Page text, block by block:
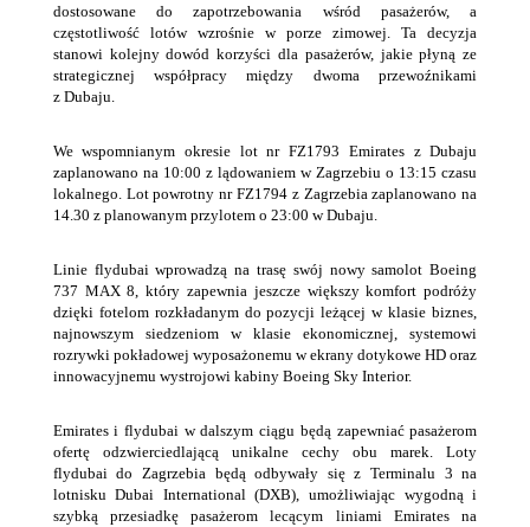
dostosowane do zapotrzebowania wśród pasażerów, a
częstotliwość lotów wzrośnie w porze zimowej. Ta decyzja
stanowi kolejny dowód korzyści dla pasażerów, jakie płyną ze
strategicznej współpracy między dwoma przewoźnikami
z Dubaju.
We wspomnianym okresie lot nr FZ1793 Emirates z Dubaju
zaplanowano na 10:00 z lądowaniem w Zagrzebiu o 13:15 czasu
lokalnego. Lot powrotny nr FZ1794 z Zagrzebia zaplanowano na
14.30 z planowanym przylotem o 23:00 w Dubaju.
Linie flydubai wprowadzą na trasę swój nowy samolot Boeing
737 MAX 8, który zapewnia jeszcze większy komfort podróży
dzięki fotelom rozkładanym do pozycji leżącej w klasie biznes,
najnowszym siedzeniom w klasie ekonomicznej, systemowi
rozrywki pokładowej wyposażonemu w ekrany dotykowe HD oraz
innowacyjnemu wystrojowi kabiny Boeing Sky Interior.
Emirates i flydubai w dalszym ciągu będą zapewniać pasażerom
ofertę odzwierciedlającą unikalne cechy obu marek. Loty
flydubai do Zagrzebia będą odbywały się z Terminalu 3 na
lotnisku Dubai International (DXB), umożliwiając wygodną i
szybką przesiadkę pasażerom lecącym liniami Emirates na